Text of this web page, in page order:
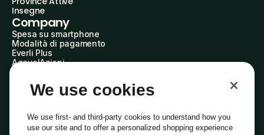
Insegne
Company
Spesa su smartphone
Modalità di pagamento
Everli Plus
AgevolAzioni
Everli Shoppers
Scopri chi siamo
Domande frequenti
We use cookies
We use first- and third-party cookies to understand how you
use our site and to offer a personalized shopping experience